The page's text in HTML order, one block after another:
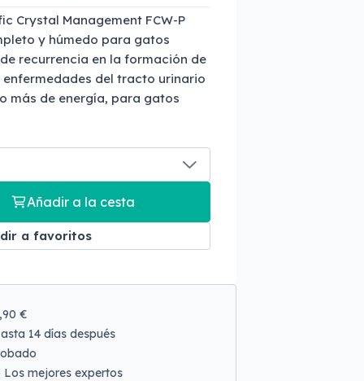
Crystal Management FCW-P
y húmedo para gatos
recurrencia en la formación de
del tracto urinario
más de energía, para gatos
Añadir a la cesta
a favoritos
€
14 días después
Los mejores expertos